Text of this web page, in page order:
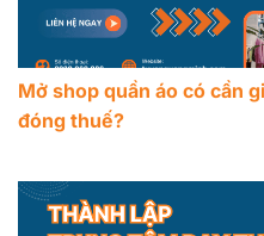
Mở shop quần áo có cần
đóng thuế?